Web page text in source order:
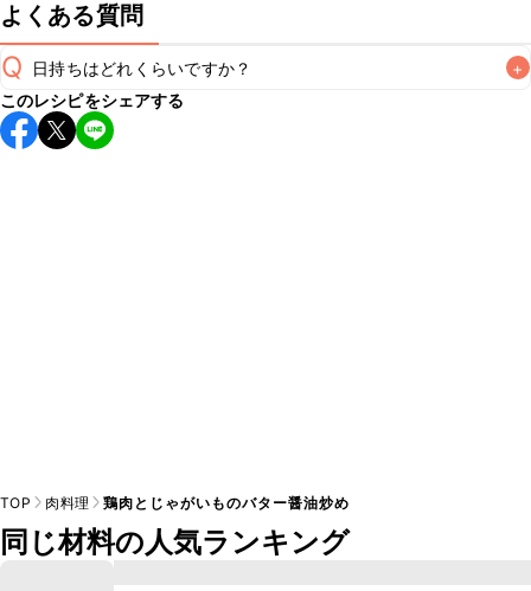
よくある質問
Q 日持ちはどれくらいですか？ +
保存期間は冷蔵で翌日中が目安です。なるべくお早めにお召
し上がりください。
このレシピをシェアする
TOP 肉料理 鶏肉とじゃがいものバター醤油炒め
同じ材料の人気ランキング